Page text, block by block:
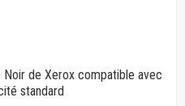
de Xerox compatible avec
standard